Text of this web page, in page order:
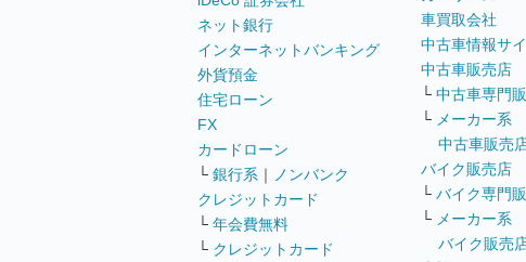
ネット銀行
インターネットバンキング
外貨預金
住宅ローン
FX
カードローン
└ 銀行系 ｜
ノンバンク
クレジットカード
└ 年会費無料
└ クレジットカード
車買取会社
中古車情報サ
中古車販売店
└ 中古車専門
└ メーカー系
中古車販売
バイク販売店
└ バイク専門
└ メーカー系
バイク販売